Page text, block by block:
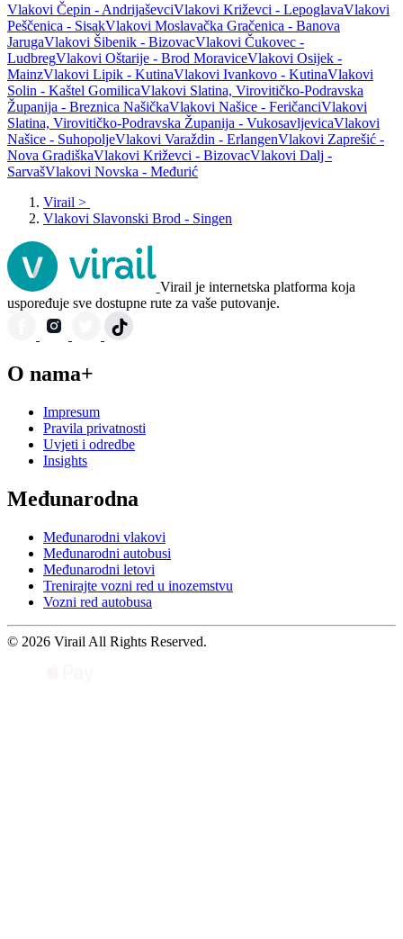
Vlakovi Čepin - AndrijaševciVlakovi Križevci - LepoglavaVlakovi
Peščenica - SisakVlakovi Moslavačka Gračenica - Banova
JarugaVlakovi Šibenik - BizovacVlakovi Čukovec -
LudbregVlakovi Oštarije - Brod MoraviceVlakovi Osijek -
MainzVlakovi Lipik - KutinaVlakovi Ivankovo - KutinaVlakovi
Solin - Kaštel GomilicaVlakovi Slatina, Virovitičko-Podravska
Županija - Breznica NašičkaVlakovi Našice - FeričanciVlakovi
Slatina, Virovitičko-Podravska Županija - VukosavljevicaVlakovi
Našice - SuhopoljeVlakovi Varaždin - ErlangenVlakovi Zaprešić -
Nova GradiškaVlakovi Križevci - BizovacVlakovi Dalj -
SarvašVlakovi Novska - Međurić
Virail >
Vlakovi Slavonski Brod - Singen
Virail je internetska platforma koja
uspoređuje sve dostupne rute za vaše putovanje.
O nama+
Impresum
Pravila privatnosti
Uvjeti i odredbe
Insights
Međunarodna
Međunarodni vlakovi
Međunarodni autobusi
Međunarodni letovi
Trenirajte vozni red u inozemstvu
Vozni red autobusa
© 2026 Virail All Rights Reserved.